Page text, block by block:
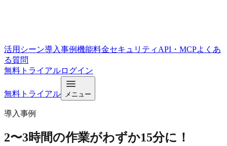
活用シーン導入事例機能料金セキュリティ API・MCPよくあ
る質問
無料トライアルログイン
無料トライアル メニュー
導入事例
2〜3時間の作業がわずか15分に！